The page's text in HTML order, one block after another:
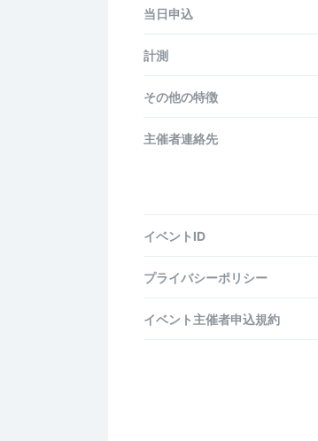
当日申込
計測
その他の特徴
主催者連絡先
イベントID
プライバシーポリシー
イベント主催者申込規約